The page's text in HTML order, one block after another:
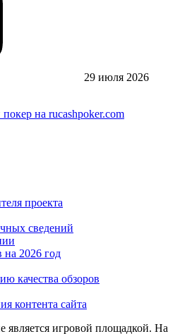
29 июля 2026
на rucashpoker.com
проекта
сведений
на 2026 год
качества обзоров
контента сайта
является игровой площадкой. На